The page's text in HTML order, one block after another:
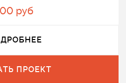
руб
ПРОЕКТ